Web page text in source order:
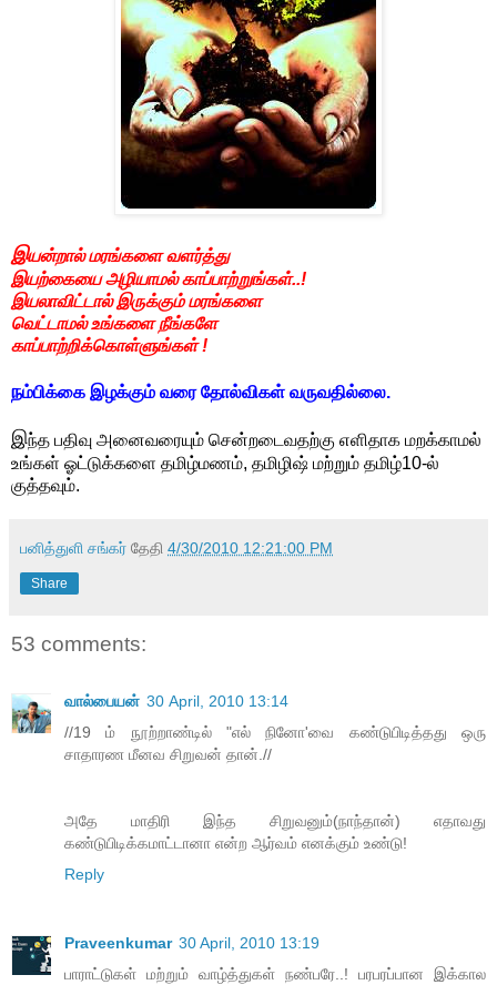
இயன்றால் மரங்களை வளர்த்து
இயற்கையை அழியாமல் காப்பாற்றுங்கள்..!
இயலாவிட்டால் இருக்கும் மரங்களை
வெட்டாமல் உங்களை நீங்களே
காப்பாற்றிக்கொள்ளுங்கள் !
நம்பிக்கை இழக்கும் வரை தோல்விகள் வருவதில்லை.
இந்த பதிவு அனைவரையும் சென்றடைவதற்கு எளிதாக மறக்காமல்
உங்கள் ஓட்டுக்களை தமிழ்மணம், தமிழிஷ் மற்றும் தமிழ்10-ல்
குத்தவும்.
பனித்துளி சங்கர் தேதி 4/30/2010 12:21:00 PM
Share
53 comments:
வால்பையன் 30 April, 2010 13:14
//19 ம் நூற்றாண்டில் "எல் நினோ'வை கண்டுபிடித்தது ஒரு
சாதாரண மீனவ சிறுவன் தான்.//
அதே மாதிரி இந்த சிறுவனும்(நாந்தான்) எதாவது
கண்டுபிடிக்கமாட்டானா என்ற ஆர்வம் எனக்கும் உண்டு!
Reply
Praveenkumar 30 April, 2010 13:19
பாராட்டுகள் மற்றும் வாழ்த்துகள் நண்பரே..! பரபரப்பான இக்கால